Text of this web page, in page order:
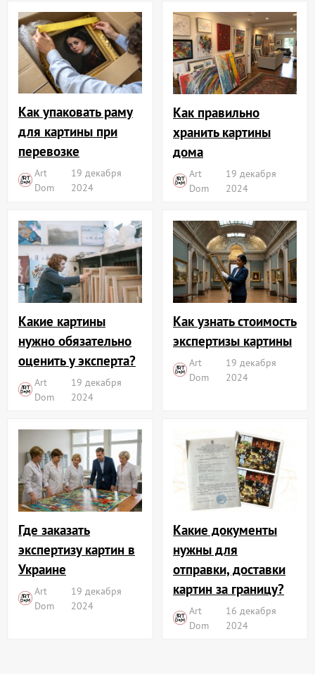
Как упаковать раму
для картины при
перевозке
Art
Dom
19 декабря
2024
Как правильно
хранить картины
дома
Art
Dom
19 декабря
2024
Какие картины
нужно обязательно
оценить у эксперта?
Art
Dom
19 декабря
2024
Как узнать стоимость
экспертизы картины
Art
Dom
19 декабря
2024
Где заказать
экспертизу картин в
Украине
Art
Dom
19 декабря
2024
Какие документы
нужны для
отправки, доставки
картин за границу?
Art
Dom
16 декабря
2024